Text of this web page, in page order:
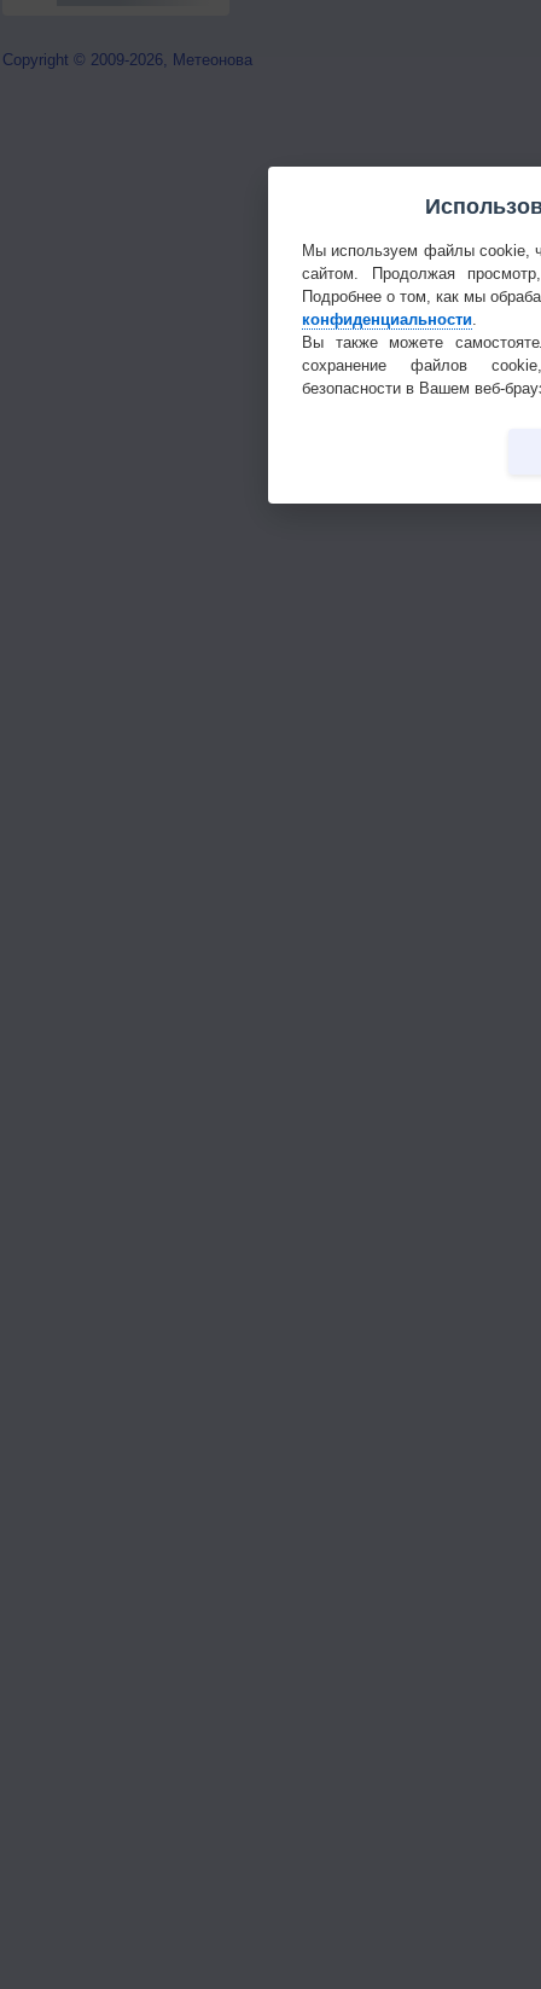
Copyright © 2009-2026, Метеонова
Мы используем файлы cookie,
сайтом. Продолжая
Подробнее о том, как мы
конфиденциальности
Вы также можете
сохранение файлов
безопасности в Вашем веб-